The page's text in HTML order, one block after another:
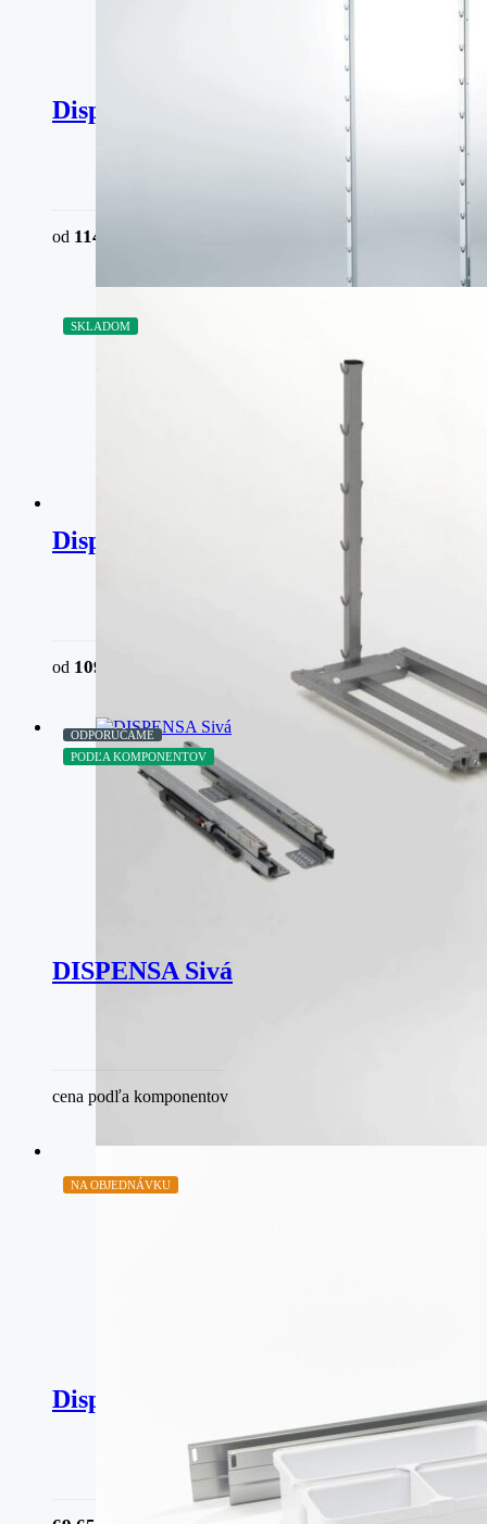
Dispensa – Rám Click Fixx
od 114,30
SKLADOM
Dispensa junior III – rám
od 109,02
PODĽA KOMPONENTOV
ODPORÚČAME
DISPENSA Sivá
cena podľa komponentov
NA OBJEDNÁVKU
Dispensa – YouboXx sada 3 – biela